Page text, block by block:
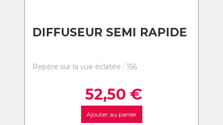
DIFFUSEUR SEMI RAPIDE
Repère sur la vue éclatée : 156
52,50 €
Ajouter au panier